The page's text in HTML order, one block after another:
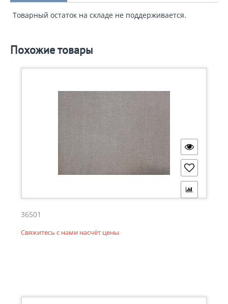
Товарный остаток на складе не поддерживается.
Похожие товары
36501
Свяжитесь с нами насчёт цены